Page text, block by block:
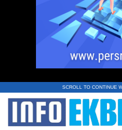
SCROLL TO CONTINUE